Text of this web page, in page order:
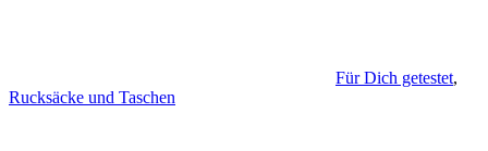
Für Dich getestet,
Rucksäcke und Taschen